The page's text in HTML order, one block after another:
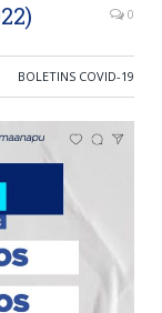
0
BOLETINS COVID-19